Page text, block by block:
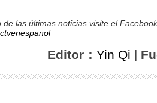
las últimas noticias visite el
Editor： Yin Qi |